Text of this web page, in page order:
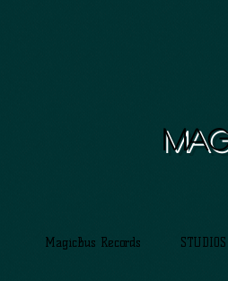
MagicBus Records STUDIOS